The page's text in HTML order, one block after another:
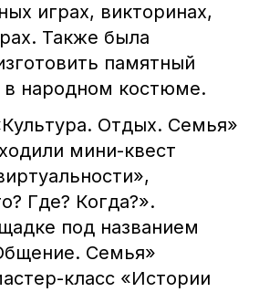
играх, викторинах,
Также была
памятный
в народном костюме.
Отдых. Семья»
мини-квест
Где? Когда?».
под названием
Семья»
класс «Истории